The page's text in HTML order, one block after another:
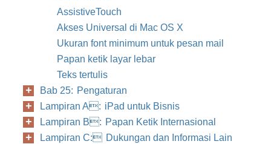
AssistiveTouch
Akses Universal di Mac OS X
Ukuran font minimum untuk pesan mail
Papan ketik layar lebar
Teks tertulis
Bab 25: Pengaturan
Lampiran A: iPad untuk Bisnis
Lampiran B: Papan Ketik Internasional
Lampiran C: Dukungan dan Informasi Lain